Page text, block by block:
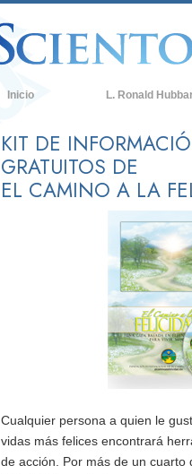
Inicio L. Ronald
KIT DE
GRATUITOS DE
EL CAMINO A LA
Cualquier persona a quien le
vidas más felices encontrará
de acción. Por más de un cuarto